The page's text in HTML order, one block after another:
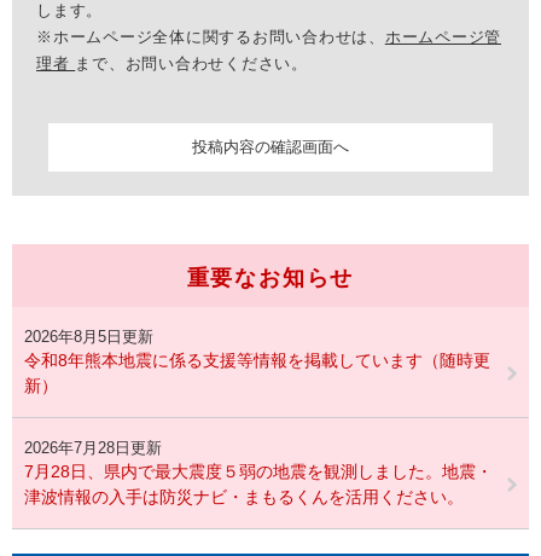
します。
※ホームページ全体に関するお問い合わせは、 ホームページ管
理者 まで、お問い合わせください。
重要なお知らせ
2026年8月5日更新
令和8年熊本地震に係る支援等情報を掲載しています（随時更
新）
2026年7月28日更新
7月28日、県内で最大震度５弱の地震を観測しました。地震・
津波情報の入手は防災ナビ・まもるくんを活用ください。